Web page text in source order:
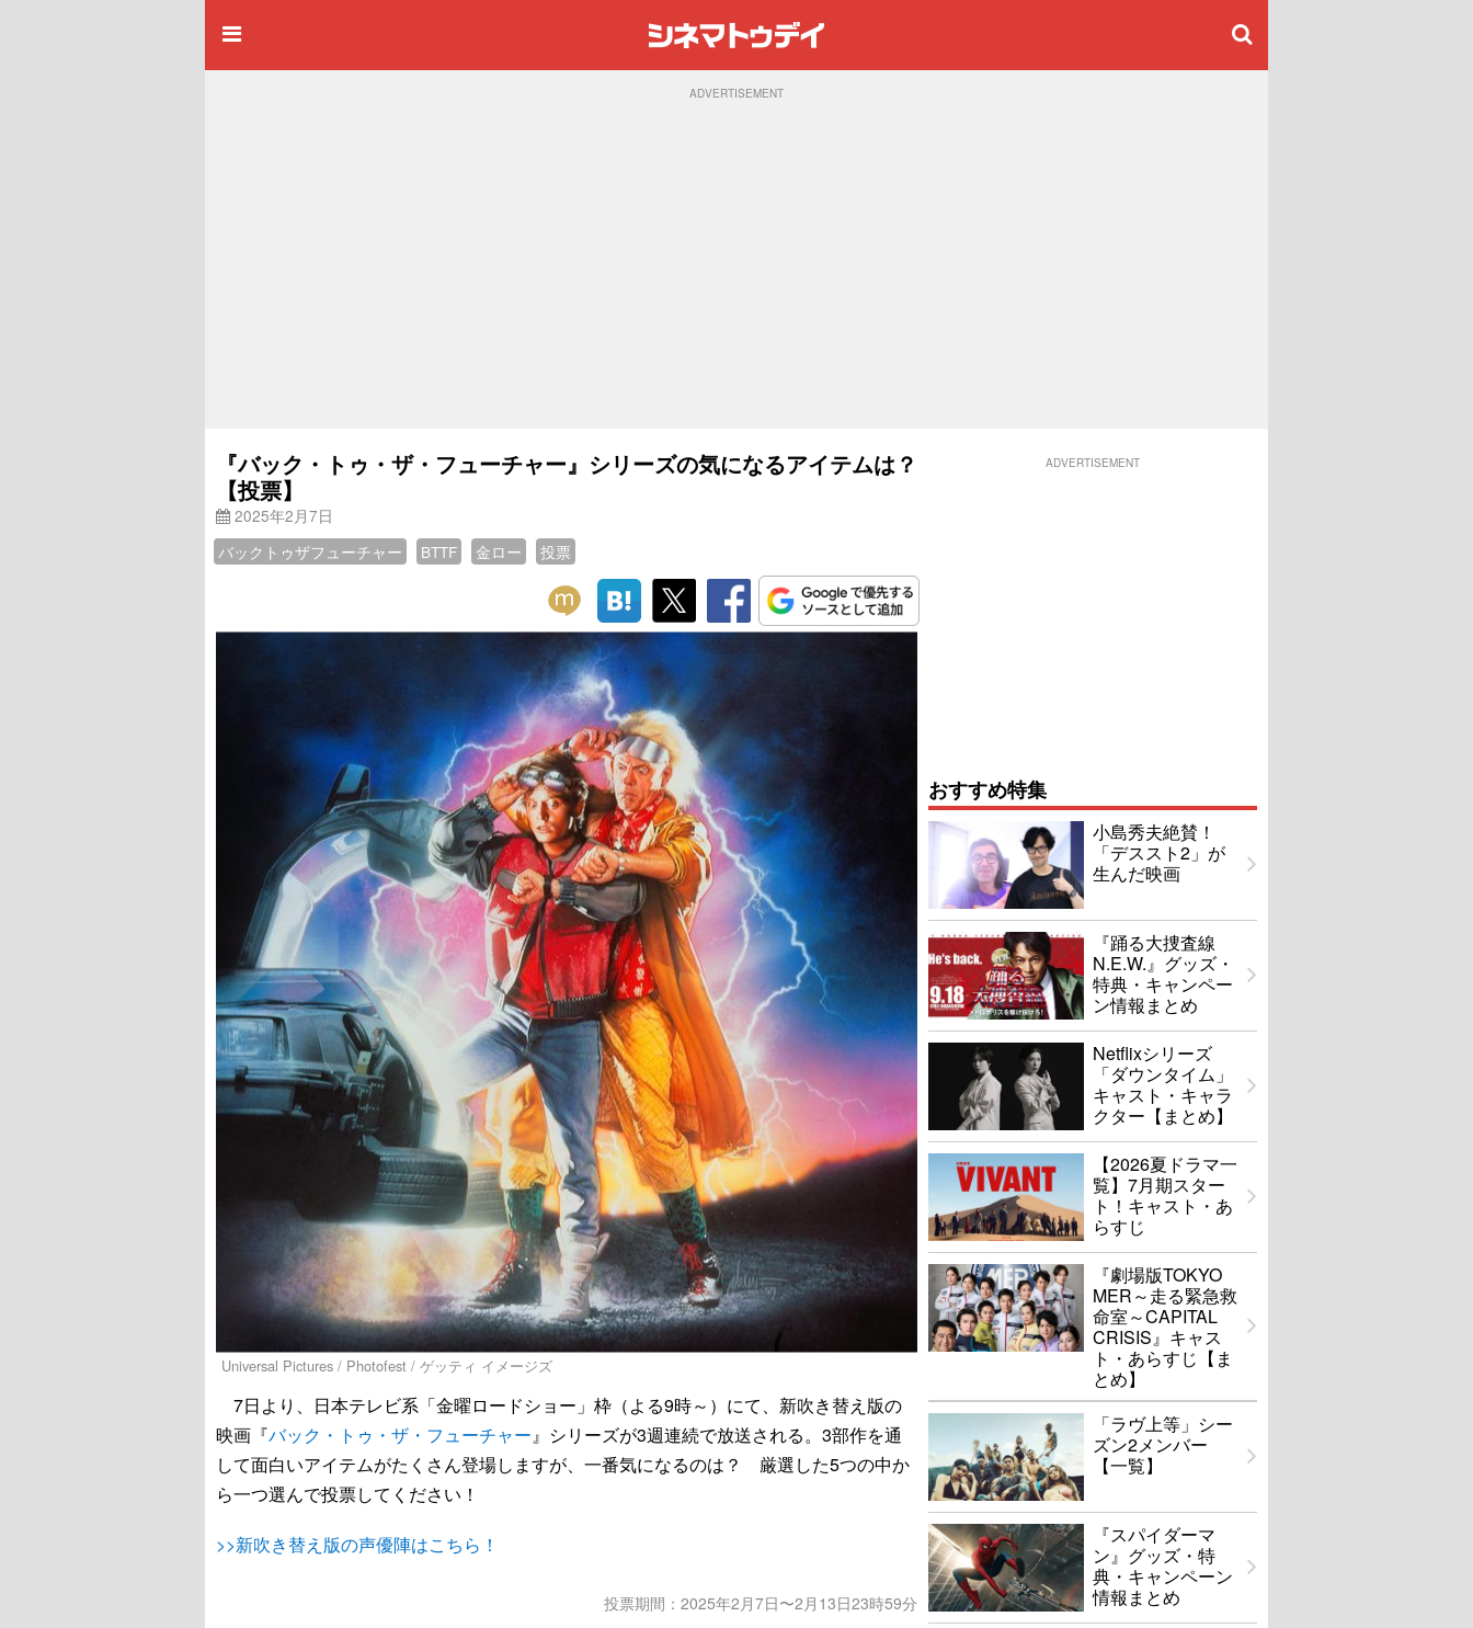
ADVERTISEMENT
『バック・トゥ・ザ・フューチャー』シリーズの気になるアイテムは？
【投票】
2025年2月7日
バックトゥザフューチャー
BTTF 金ロー 投票
Universal Pictures / Photofest / ゲッティ イメージズ
7日より、日本テレビ系「金曜ロードショー」枠（よる9時～）にて、新吹き替え版の
映画『バック・トゥ・ザ・フューチャー』シリーズが3週連続で放送される。3部作を通
して面白いアイテムがたくさん登場しますが、一番気になるのは？ 厳選した5つの中か
ら一つ選んで投票してください！
>>新吹き替え版の声優陣はこちら！
投票期間：2025年2月7日〜2月13日23時59分
ADVERTISEMENT
おすすめ特集
小島秀夫絶賛！
「デススト2」が
生んだ映画
『踊る大捜査線
N.E.W.』グッズ・
特典・キャンペー
ン情報まとめ
Netflixシリーズ
「ダウンタイム」
キャスト・キャラ
クター【まとめ】
【2026夏ドラマ一
覧】7月期スター
ト！キャスト・あ
らすじ
『劇場版TOKYO
MER～走る緊急救
命室～CAPITAL
CRISIS』キャス
ト・あらすじ【ま
とめ】
「ラヴ上等」シー
ズン2メンバー
【一覧】
『スパイダーマ
ン』グッズ・特
典・キャンペーン
情報まとめ